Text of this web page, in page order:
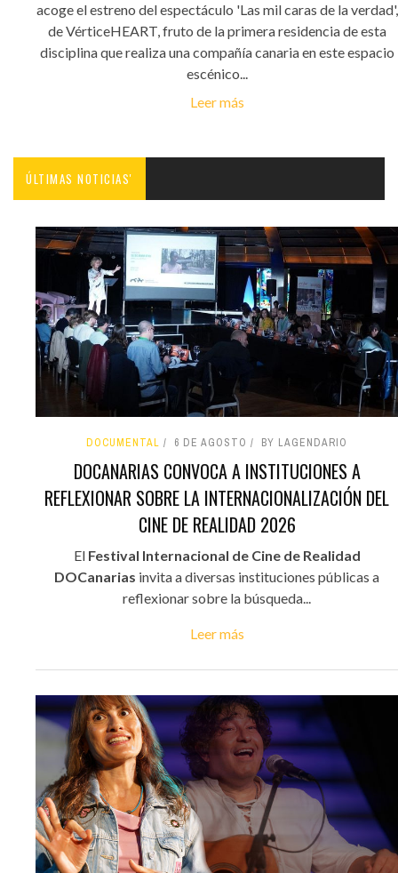
acoge el estreno del espectáculo 'Las mil caras de la verdad',
de VérticeHEART, fruto de la primera residencia de esta
disciplina que realiza una compañía canaria en este espacio
escénico...
Leer más
ÚLTIMAS NOTICIAS'
DOCUMENTAL 6 DE AGOSTO BY LAGENDARIO
DOCANARIAS CONVOCA A INSTITUCIONES A
REFLEXIONAR SOBRE LA INTERNACIONALIZACIÓN DEL
CINE DE REALIDAD 2026
El Festival Internacional de Cine de Realidad
DOCanarias invita a diversas instituciones públicas a
reflexionar sobre la búsqueda...
Leer más